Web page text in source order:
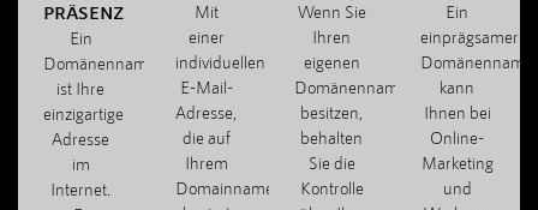
PRÄSENZ
Ein
Domänenname
ist Ihre
einzigartige
Adresse
im
Internet.
Mit
einer
individuellen
E-Mail-
Adresse,
die auf
Ihrem
Domainnamen
Wenn Sie
Ihren
eigenen
Domänennamen
besitzen,
behalten
Sie die
Kontrolle
Ein
einprägsamer
Domänenname
kann
Ihnen bei
Online-
Marketing
und